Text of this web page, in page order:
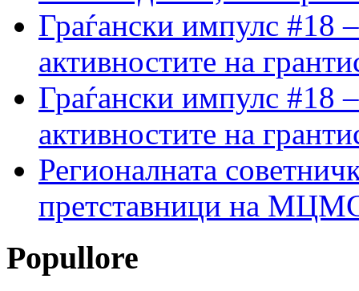
Граѓански импулс #18
активностите на
Граѓански импулс #18
активностите на
Регионалната
претставници на МЦМС
Popullore